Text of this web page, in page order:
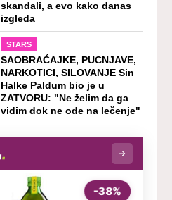
skandali, a evo kako danas
izgleda
STARS
SAOBRAĆAJKE, PUCNJAVE,
NARKOTICI, SILOVANJE Sin
Halke Paldum bio je u
ZATVORU: "Ne želim da ga
vidim dok ne ode na lečenje"